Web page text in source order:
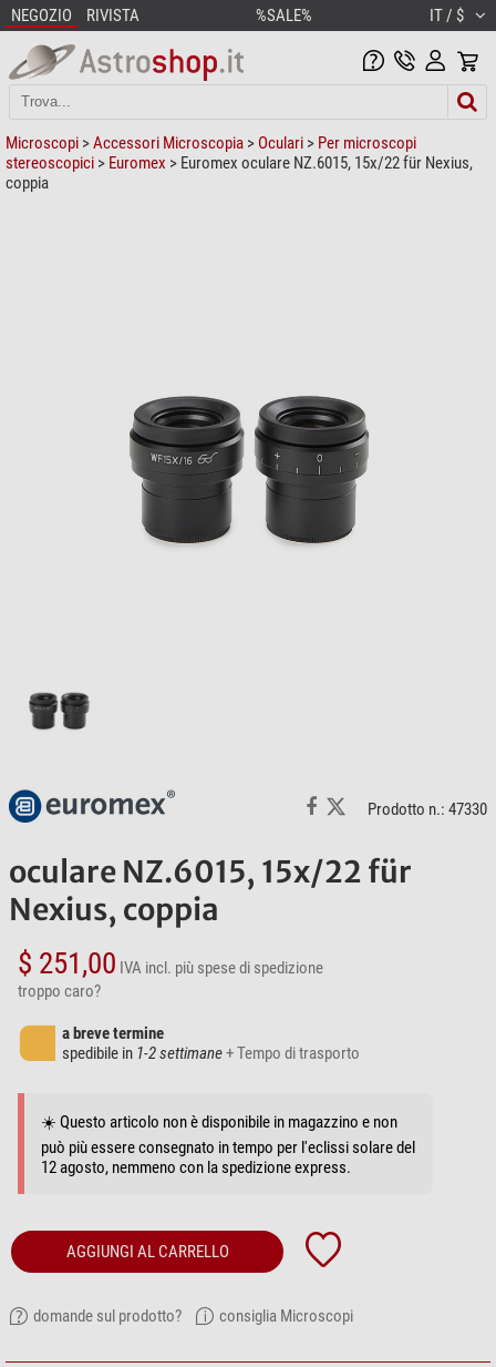
NEGOZIO RIVISTA %SALE% IT / $
Microscopi >Accessori Microscopia > Oculari > Per microscopi
stereoscopici > Euromex > Euromex oculare NZ.6015, 15x/22 für Nexius,
coppia
Prodotto n.: 47330
oculare NZ.6015, 15x/22 für
Nexius, coppia
$ 251,00 IVA incl. più spese di spedizione
troppo caro?
a breve termine
spedibile in 1-2 settimane+ Tempo di trasporto
☀️ Questo articolo non è disponibile in magazzino e non
può più essere consegnato in tempo per l'eclissi solare del
12 agosto, nemmeno con la spedizione express.
AGGIUNGI AL CARRELLO
domande sul prodotto? consiglia Microscopi